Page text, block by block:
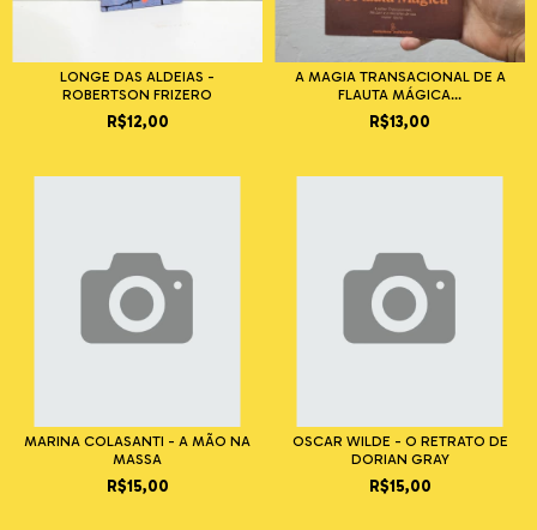
LONGE DAS ALDEIAS -
ROBERTSON FRIZERO
R$12,00
A MAGIA TRANSACIONAL DE A
FLAUTA MÁGICA...
R$13,00
MARINA COLASANTI - A MÃO NA
MASSA
R$15,00
OSCAR WILDE - O RETRATO DE
DORIAN GRAY
R$15,00